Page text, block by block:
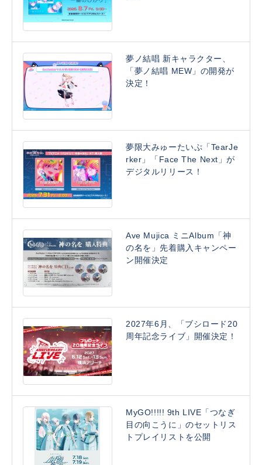
夢ノ結唱 新キャラクター、
「夢ノ結唱 MEW」の開発が
決定！
夢限大みゅーたいぷ「TearJe
rker」「Face The Next」が
デジタルリリース！
Ave Mujica ミニAlbum「神
の名を」先着購入キャンペー
ン開催決定
2027年6月、「ブシロード20
周年記念ライブ」開催決定！
MyGO!!!!! 9th LIVE「つなぎ
目の向こうに」のセットリス
トプレイリストを公開